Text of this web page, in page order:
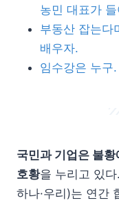
농민 대표가
부동산 잡는다
배우자.
임수강은 누구.
국민과 기업은 불
호황을 누리고 있다
하나·우리)는 연간